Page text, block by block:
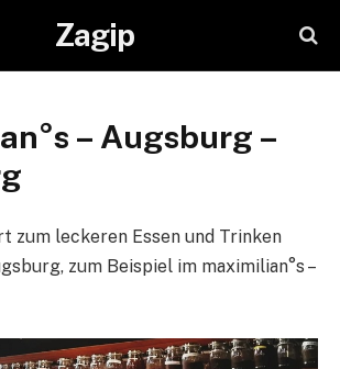
Zagip
– Augsburg –
zum leckeren Essen und Trinken
zum Beispiel im maximilian°s –